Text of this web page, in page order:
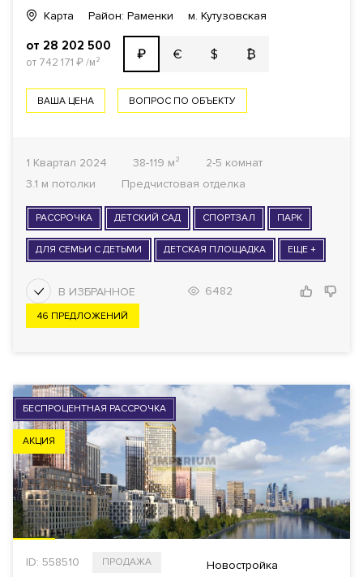
Карта
Район: Раменки м. Кутузовская
от 28 202 500
от 742 171 ₽/м² ₽ € $ ₿
ВАША ЦЕНА ВОПРОС ПО ОБЪЕКТУ
1 Квартал 2024 38-119 м²
2-5 комнат
3.1 м потолки
Предчистовая отделка
РАССРОЧКА ДЕТСКИЙ САД СПОРТЗАЛ ПАРК
ДЛЯ СЕМЬИ С ДЕТЬМИ ДЕТСКАЯ ПЛОЩАДКА ЕЩЕ +
6482
46 ПРЕДЛОЖЕНИЙ
БЕСПРОЦЕНТНАЯ РАССРОЧКА
АКЦИЯ
ID: 558510 ПРОДАЖА Новостройка